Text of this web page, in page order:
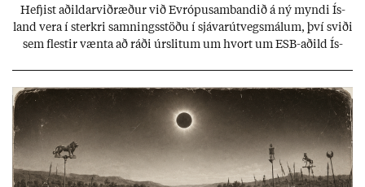
Hefj­ist að­ild­ar­við­ræð­ur við Evr­ópu­sam­band­ið á ný myndi Ís­
land vera í sterkri samn­ings­stöðu í sjáv­ar­út­vegs­mál­um, því sviði
sem flest­ir vænta að ráði úr­slit­um um hvort um ESB-að­ild Ís­
kerfi, en sveigj­an­leiki til lausna er um­tals­verð­ur.